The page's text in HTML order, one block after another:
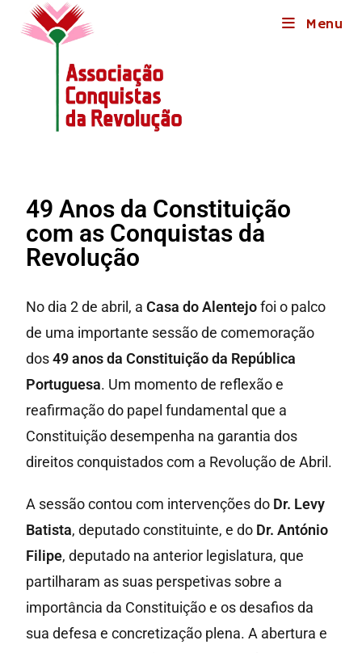
Menu
49 Anos da Constituição
com as Conquistas da
Revolução
No dia 2 de abril, aCasa do Alentejofoi o palco
de uma importante sessão de comemoração
dos49 anos da Constituição da República
Portuguesa. Um momento de reflexão e
reafirmação do papel fundamental que a
Constituição desempenha na garantia dos
direitos conquistados com a Revolução de Abril.
A sessão contou com intervenções do Dr. Levy
Batista, deputado constituinte, e do Dr. António
Filipe, deputado na anterior legislatura, que
partilharam as suas perspetivas sobre a
importância da Constituição e os desafios da
sua defesa e concretização plena. A abertura e